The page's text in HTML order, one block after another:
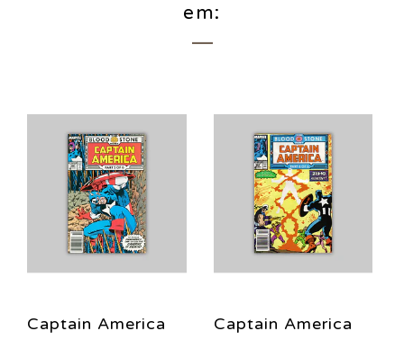
em:
Captain America
Captain America